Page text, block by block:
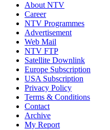
About NTV
Career
NTV Programmes
Advertisement
Web Mail
NTV FTP
Satellite Downlink
Europe Subscription
USA Subscription
Privacy Policy
Terms & Conditions
Contact
Archive
My Report